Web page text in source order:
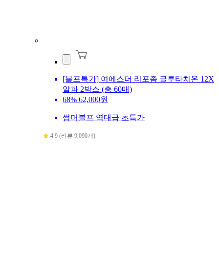
[블프특가] 여에스더 리포좀 글루타치온 12X
알파 2박스 (총 60매)
68% 62,000원
썸머블프 역대급 초특가
4.9 (리뷰 9,090개)